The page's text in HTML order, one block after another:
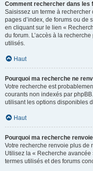
Comment rechercher dans les
Saisissez un terme à
pages d’index, de forums ou de
en cliquant sur le lien «
du forum. L’accès à la
utilisés.
Haut
Pourquoi ma recherche ne
Votre recherche est
courants non indexés par
utilisant les options disponibles
Haut
Pourquoi ma recherche
Votre recherche renvoie plus de
Utilisez la « Recherche
termes utilisés et des forums